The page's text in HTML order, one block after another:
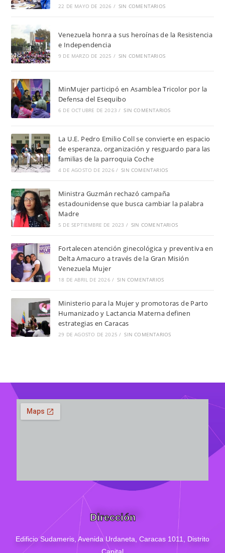
22 DE MAYO DE 2026 / SIN COMENTARIOS
Venezuela honra a sus heroínas de la Resistencia
e Independencia
9 DE MARZO DE 2025 / SIN COMENTARIOS
MinMujer participó en Asamblea Tricolor por la
Defensa del Esequibo
6 DE OCTUBRE DE 2023 / SIN COMENTARIOS
La U.E. Pedro Emilio Coll se convierte en espacio
de esperanza, organización y resguardo para las
familias de la parroquia Coche
4 DE AGOSTO DE 2026 / SIN COMENTARIOS
Ministra Guzmán rechazó campaña
estadounidense que busca cambiar la palabra
Madre
5 DE SEPTIEMBRE DE 2023 / SIN COMENTARIOS
Fortalecen atención ginecológica y preventiva en
Delta Amacuro a través de la Gran Misión
Venezuela Mujer
18 DE ABRIL DE 2026 / SIN COMENTARIOS
Ministerio para la Mujer y promotoras de Parto
Humanizado y Lactancia Materna definen
estrategias en Caracas
29 DE AGOSTO DE 2025 / SIN COMENTARIOS
Dirección
Edificio Sudameris, Avenida Urdaneta, Caracas 1011, Distrito
Capital